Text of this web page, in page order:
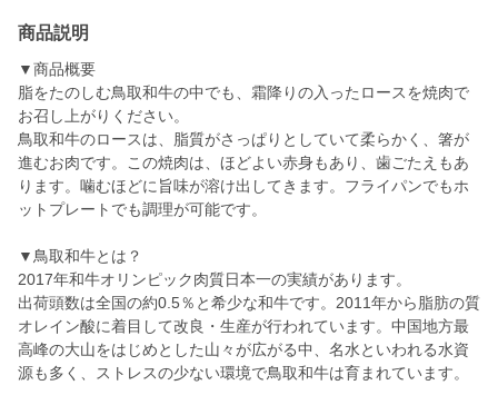
商品説明
▼商品概要
脂をたのしむ鳥取和牛の中でも、霜降りの入ったロースを焼肉で
お召し上がりください。
鳥取和牛のロースは、脂質がさっぱりとしていて柔らかく、箸が
進むお肉です。この焼肉は、ほどよい赤身もあり、歯ごたえもあ
ります。噛むほどに旨味が溶け出してきます。フライパンでもホ
ットプレートでも調理が可能です。
▼鳥取和牛とは？
2017年和牛オリンピック肉質日本一の実績があります。
出荷頭数は全国の約0.5％と希少な和牛です。2011年から脂肪の質
オレイン酸に着目して改良・生産が行われています。中国地方最
高峰の大山をはじめとした山々が広がる中、名水といわれる水資
源も多く、ストレスの少ない環境で鳥取和牛は育まれています。